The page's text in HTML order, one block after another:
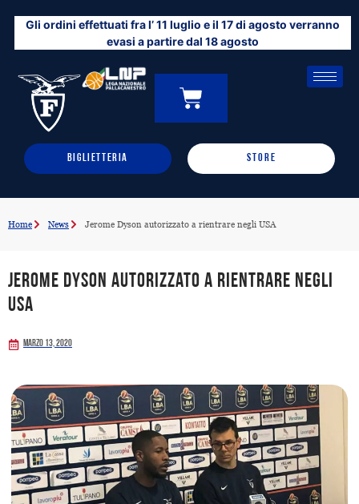
contenuto
Gli ordini effettuati fra l’ 11 luglio e il 17 di agosto verranno
evasi a partire dal 18 agosto
0
CARRELLO
BIGLIETTERIA STORE
Home News Jerome Dyson autorizzato a rientrare negli USA
Jerome Dyson autorizzato a rientrare negli
USA
Marzo 13, 2020